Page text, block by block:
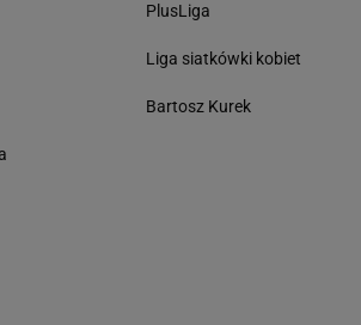
PlusLiga
Liga siatkówki kobiet
Bartosz Kurek